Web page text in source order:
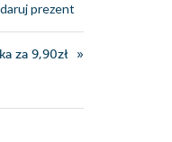
prezent
za 9,90zł